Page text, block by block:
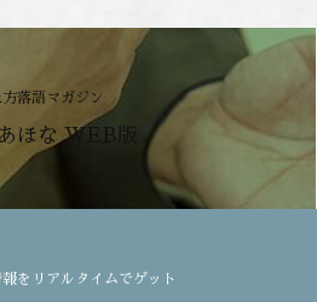
方落語マガジン
ほな WEB版
報をリアルタイムでゲット